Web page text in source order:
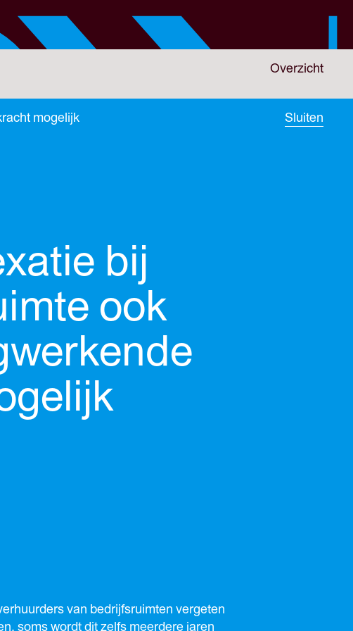
Overzicht
mogelijk Sluiten
bij
ook
van bedrijfsruimten vergeten
soms wordt dit zelfs meerdere jaren